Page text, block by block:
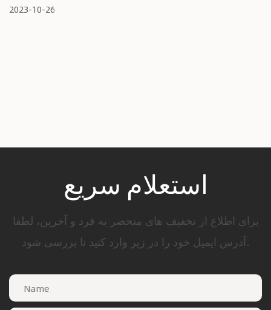
2023-10-26
استعلام سریع
برای اطلاع از تخفیف های منحصر به فرد و آخرین، لطفا
آدرس ایمیل خود را در زیر وارد کنید تا بررسی شود.